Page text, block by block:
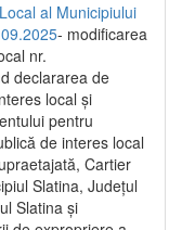
al Municipiului
- modificarea
nr.
declararea de
local și
pentru
de interes local
Cartier
Slatina, Județul
Slatina și